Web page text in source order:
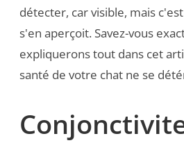
détecter, car visible, mais
s'en aperçoit. Savez-vous
expliquerons tout dans cet
santé de votre chat ne se